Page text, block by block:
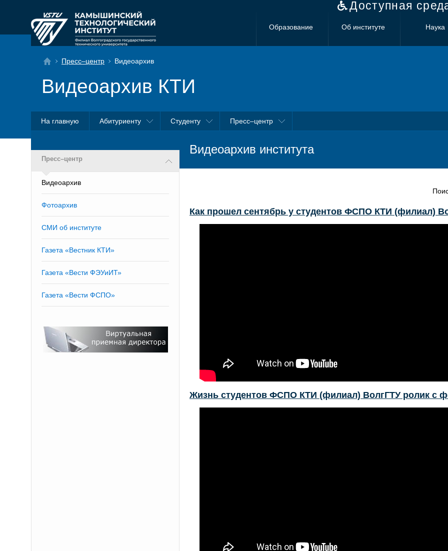
Доступная
Образование Об институте Наука
Пресс–центр Видеоархив
Видеоархив КТИ
На главную Абитуриенту Студенту Пресс–центр
Пресс–центр
Видеоархив
Фотоархив
СМИ об институте
Газета «Вестник КТИ»
Газета «Вести ФЭУиИТ»
Газета «Вести ФСПО»
Видеоархив института
Как прошел сентябрь у студентов ФСПО КТИ (филиал)
Жизнь студентов ФСПО КТИ (филиал) ВолгГТУ ролик с